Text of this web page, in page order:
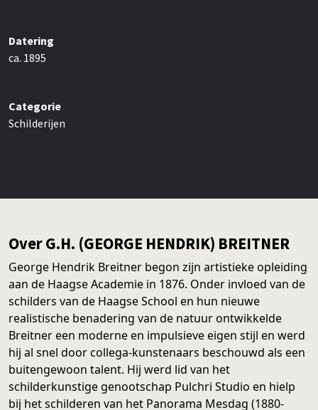
Datering
ca. 1895
Categorie
Schilderijen
Over G.H. (GEORGE HENDRIK) BREITNER
George Hendrik Breitner begon zijn artistieke opleiding
aan de Haagse Academie in 1876. Onder invloed van de
schilders van de Haagse School en hun nieuwe
realistische benadering van de natuur ontwikkelde
Breitner een moderne en impulsieve eigen stijl en werd
hij al snel door collega-kunstenaars beschouwd als een
buitengewoon talent. Hij werd lid van het
schilderkunstige genootschap Pulchri Studio en hielp
bij het schilderen van het Panorama Mesdag (1880-